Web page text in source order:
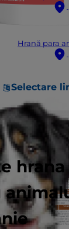
Hrană para
Selectare